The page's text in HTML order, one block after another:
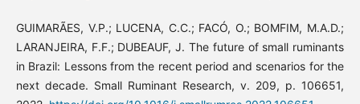
GUIMARÃES, V.P.; LUCENA, C.C.; FACÓ, O.; BOMFIM, M.A.D.;
LARANJEIRA, F.F.; DUBEAUF, J. The future of small ruminants
in Brazil: Lessons from the recent period and scenarios for the
next decade. Small Ruminant Research, v. 209, p. 106651,